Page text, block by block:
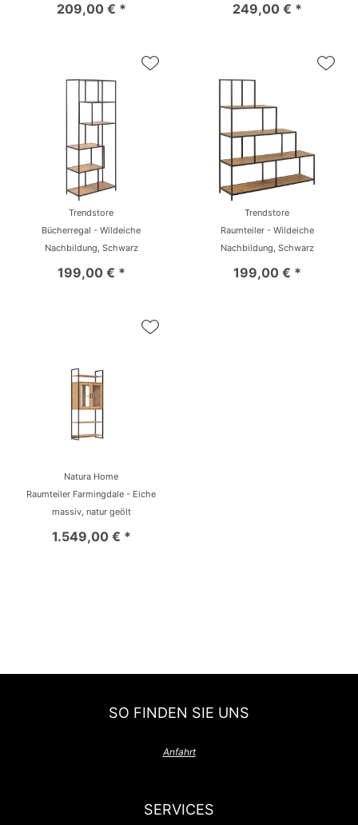
209,00 € * 249,00 € *
Trendstore
Bücherregal - Wildeiche
Nachbildung, Schwarz
199,00 € *
Trendstore
Raumteiler - Wildeiche
Nachbildung, Schwarz
199,00 € *
Natura Home
Raumteiler Farmingdale - Eiche
massiv, natur geölt
1.549,00 € *
SO FINDEN SIE UNS
Anfahrt
SERVICES